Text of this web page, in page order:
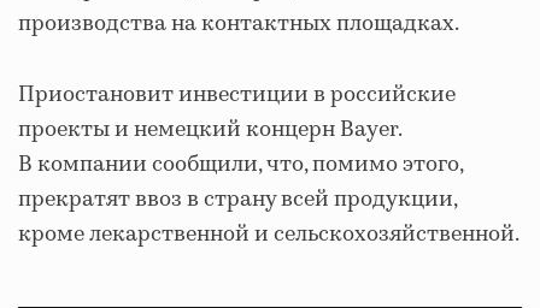
производства на контактных площадках.
Приостановит инвестиции в российские
проекты и немецкий концерн Bayer.
В компании сообщили, что, помимо этого,
прекратят ввоз в страну всей продукции,
кроме лекарственной и сельскохозяйственной.